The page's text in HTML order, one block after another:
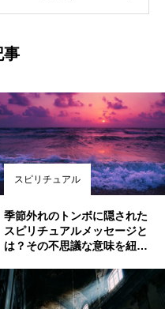
事
スピリチュアル
季節外れのトンボに隠された
スピリチュアルメッセージと
は？その不思議な意味を紐解